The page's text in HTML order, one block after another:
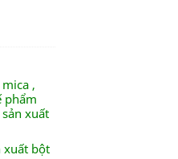
,
phẩm
xuất
xuất bột